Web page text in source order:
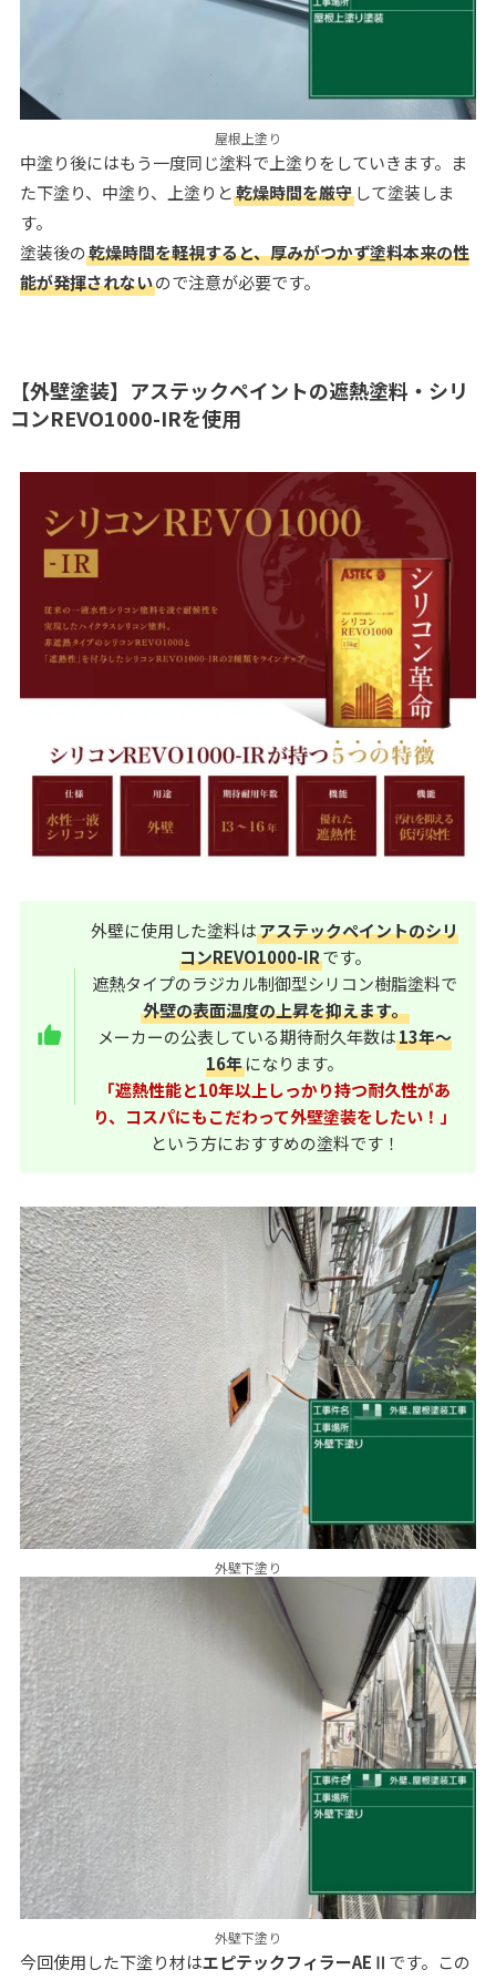
屋根上塗り
中塗り後にはもう一度同じ塗料で上塗りをしていきます。ま
た下塗り、中塗り、上塗りと乾燥時間を厳守して塗装しま
す。
塗装後の乾燥時間を軽視すると、厚みがつかず塗料本来の性
能が発揮されないので注意が必要です。
【外壁塗装】アステックペイントの遮熱塗料・シリ
コンREVO1000-IRを使用
外壁に使用した塗料はアステックペイントのシリ
コンREVO1000-IRです。
遮熱タイプのラジカル制御型シリコン樹脂塗料で
外壁の表面温度の上昇を抑えます。
メーカーの公表している期待耐久年数は13年～
16年になります。
「遮熱性能と10年以上しっかり持つ耐久性があ
り、コスパにもこだわって外壁塗装をしたい！」
という方におすすめの塗料です！
外壁下塗り
外壁下塗り
今回使用した下塗り材はエピテックフィラーAEⅡ です。この